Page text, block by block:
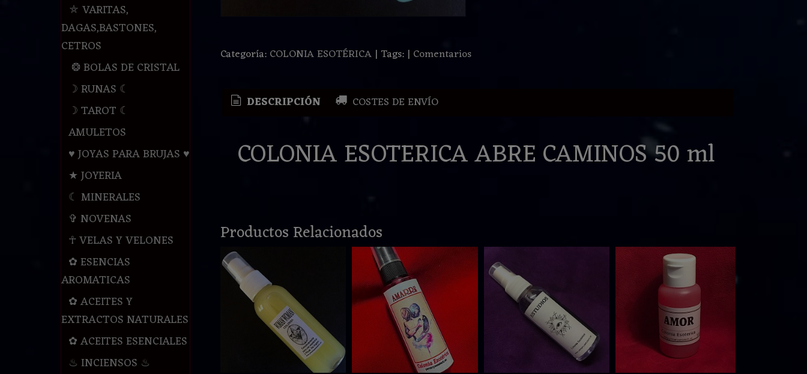
⛤ VARITAS,
DAGAS,BASTONES,
CETROS
❂ BOLAS DE CRISTAL
☽ RUNAS ☾
☽ TAROT ☾
AMULETOS
♥ JOYAS PARA BRUJAS ♥
★ JOYERIA
☾ MINERALES
✞ NOVENAS
☥ VELAS Y VELONES
✿ ESENCIAS
AROMATICAS
✿ ACEITES Y
EXTRACTOS NATURALES
✿ ACEITES ESENCIALES
♨ INCIENSOS ♨
Categoría: COLONIA ESOTÉRICA| Tags: | Comentarios
DESCRIPCIÓN COSTES DE ENVÍO
COLONIA ESOTERICA ABRE CAMINOS 50 ml
Productos Relacionados